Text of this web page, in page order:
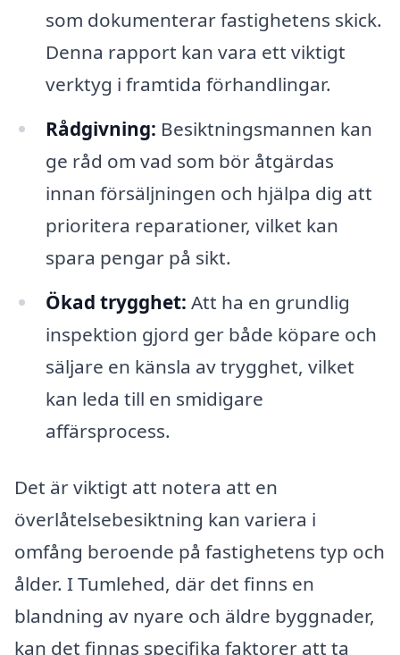
som dokumenterar fastighetens skick.
Denna rapport kan vara ett viktigt
verktyg i framtida förhandlingar.
Rådgivning: Besiktningsmannen kan
ge råd om vad som bör åtgärdas
innan försäljningen och hjälpa dig att
prioritera reparationer, vilket kan
spara pengar på sikt.
Ökad trygghet: Att ha en grundlig
inspektion gjord ger både köpare och
säljare en känsla av trygghet, vilket
kan leda till en smidigare
affärsprocess.
Det är viktigt att notera att en
överlåtelsebesiktning kan variera i
omfång beroende på fastighetens typ och
ålder. I Tumlehed, där det finns en
blandning av nyare och äldre byggnader,
kan det finnas specifika faktorer att ta